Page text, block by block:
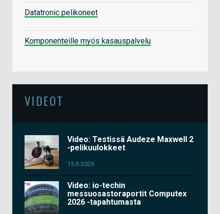
Datatronic pelikoneet
Komponenteille myös kasauspalvelu
VIDEOT
Video: Testissä Audeze Maxwell 2
-pelikuulokkeet
15.6.2026
Video: io-techin
messuosastoraportit Computex
2026 -tapahtumasta